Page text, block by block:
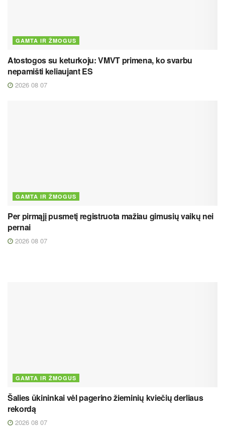
GAMTA IR ŽMOGUS
Atostogos su keturkoju: VMVT primena, ko svarbu
nepamišti keliaujant ES
2026 08 07
GAMTA IR ŽMOGUS
Per pirmąjį pusmetį registruota mažiau gimusių vaikų nei
pernai
2026 08 07
GAMTA IR ŽMOGUS
Šalies ūkininkai vėl pagerino žieminių kviečių derliaus
rekordą
2026 08 07